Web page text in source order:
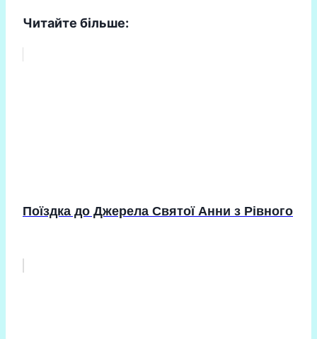
Читайте більше:
Поїздка до Джерела Святої Анни з Рівного